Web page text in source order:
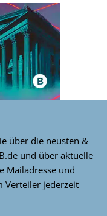
über die neusten &
und über aktuelle
Mailadresse und
Verteiler jederzeit